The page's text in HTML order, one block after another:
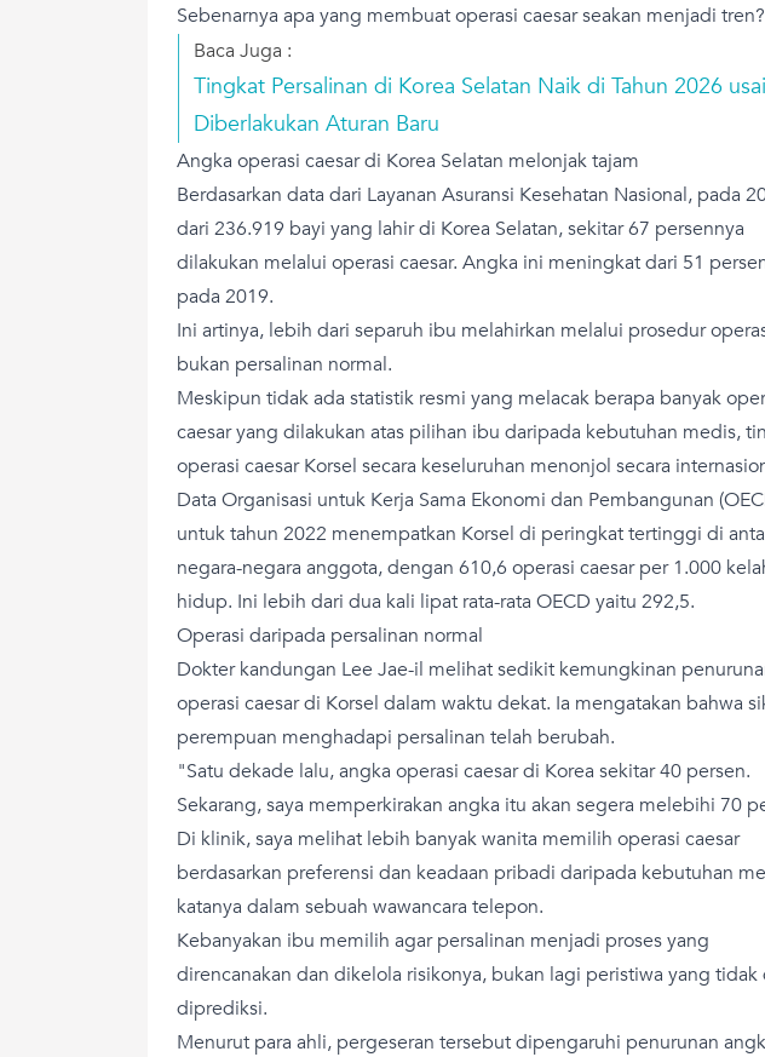
Sebenarnya apa yang membuat operasi caesar seakan menjadi tren?
Baca Juga :
Tingkat Persalinan di Korea Selatan Naik di Tahun 2026 usai
Diberlakukan Aturan Baru
Angka operasi caesar di Korea Selatan melonjak tajam
Berdasarkan data dari Layanan Asuransi Kesehatan Nasional, pada
dari 236.919 bayi yang lahir di Korea Selatan, sekitar 67 persennya
dilakukan melalui operasi caesar. Angka ini meningkat dari 51
pada 2019.
Ini artinya, lebih dari separuh ibu melahirkan melalui prosedur
bukan persalinan normal.
Meskipun tidak ada statistik resmi yang melacak berapa banyak
caesar yang dilakukan atas pilihan ibu daripada kebutuhan medis,
operasi caesar Korsel secara keseluruhan menonjol secara
Data Organisasi untuk Kerja Sama Ekonomi dan Pembangunan
untuk tahun 2022 menempatkan Korsel di peringkat tertinggi di
negara-negara anggota, dengan 610,6 operasi caesar per 1.000
hidup. Ini lebih dari dua kali lipat rata-rata OECD yaitu 292,5.
Operasi daripada persalinan normal
Dokter kandungan Lee Jae-il melihat sedikit kemungkinan
operasi caesar di Korsel dalam waktu dekat. Ia mengatakan bahwa
perempuan menghadapi persalinan telah berubah.
"Satu dekade lalu, angka operasi caesar di Korea sekitar 40 persen.
Sekarang, saya memperkirakan angka itu akan segera melebihi 70
Di klinik, saya melihat lebih banyak wanita memilih operasi caesar
berdasarkan preferensi dan keadaan pribadi daripada kebutuhan
katanya dalam sebuah wawancara telepon.
Kebanyakan ibu memilih agar persalinan menjadi proses yang
direncanakan dan dikelola risikonya, bukan lagi peristiwa yang tidak
diprediksi.
Menurut para ahli, pergeseran tersebut dipengaruhi penurunan